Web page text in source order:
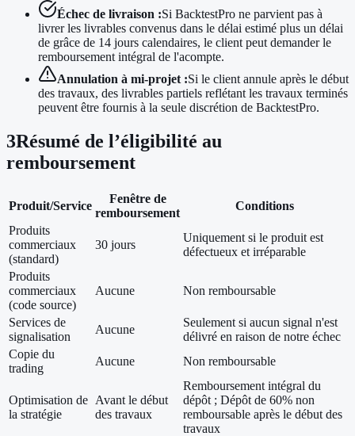
Échec de livraison :Si BacktestPro ne parvient pas à
livrer les livrables convenus dans le délai estimé plus un délai
de grâce de 14 jours calendaires, le client peut demander le
remboursement intégral de l'acompte.
Annulation à mi-projet :Si le client annule après le début
des travaux, des livrables partiels reflétant les travaux terminés
peuvent être fournis à la seule discrétion de BacktestPro.
3Résumé de l’éligibilité au
remboursement
Produit/Service
Fenêtre de
remboursement
Conditions
Produits
commerciaux
(standard)
30 jours
Uniquement si le produit est
défectueux et irréparable
Produits
commerciaux
(code source)
Aucune Non remboursable
Services de
signalisation
Aucune
Seulement si aucun signal n'est
délivré en raison de notre échec
Copie du
trading
Aucune Non remboursable
Optimisation de
la stratégie
Avant le début
des travaux
Remboursement intégral du
dépôt ; Dépôt de 60% non
remboursable après le début des
travaux